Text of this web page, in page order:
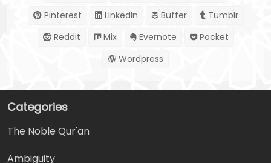
Pinterest
LinkedIn Buffer
Tumblr
Reddit
Mix Evernote
Pocket
Wordpress
Categories
The Noble Qur'an
Ambiguity